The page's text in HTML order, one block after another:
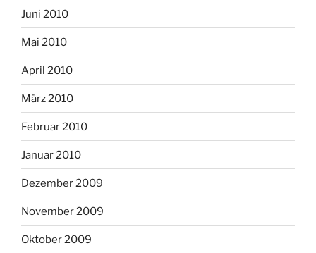
Juni 2010
Mai 2010
April 2010
März 2010
Februar 2010
Januar 2010
Dezember 2009
November 2009
Oktober 2009